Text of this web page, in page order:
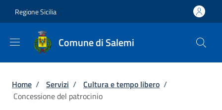
Regione Sicilia
Comune di Salemi
Briciole di pane
Home / Servizi / Cultura e tempo libero /
Concessione del patrocinio